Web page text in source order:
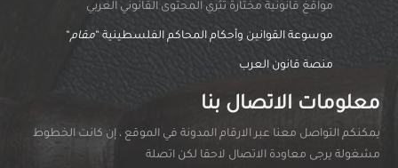
مواقغ قانونية مختارة تثري المحتوى القانوني العربي
موسوعة القوانين وأحكام المحاكم الفلسطينية “مقام“
منصة قانون العرب
معلومات الاتصال بنا
يمكنكم التواصل معنا عبر الارقام المدونة في الموقع ، إن كانت الخطوط
مشغولة يرجى معاودة الاتصال لاحقا لكن اتصلة